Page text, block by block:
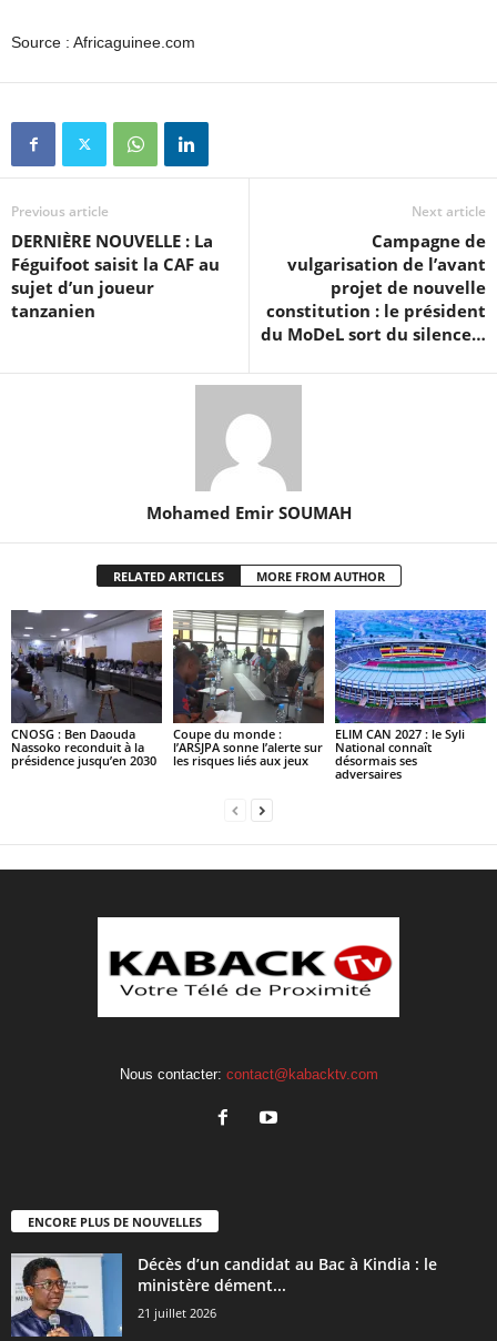
Source : Africaguinee.com
Previous article
DERNIÈRE NOUVELLE : La
Féguifoot saisit la CAF au
sujet d’un joueur
tanzanien
Next article
Campagne de
vulgarisation de l’avant
projet de nouvelle
constitution : le président
du MoDeL sort du silence…
Mohamed Emir SOUMAH
RELATED ARTICLES MORE FROM AUTHOR
CNOSG : Ben Daouda
Nassoko reconduit à la
présidence jusqu’en 2030
Coupe du monde :
l’ARSJPA sonne l’alerte sur
les risques liés aux jeux
ELIM CAN 2027 : le Syli
National connaît
désormais ses
adversaires
Nous contacter: contact@kabacktv.com
ENCORE PLUS DE NOUVELLES
Décès d’un candidat au Bac à Kindia : le
ministère dément...
21 juillet 2026